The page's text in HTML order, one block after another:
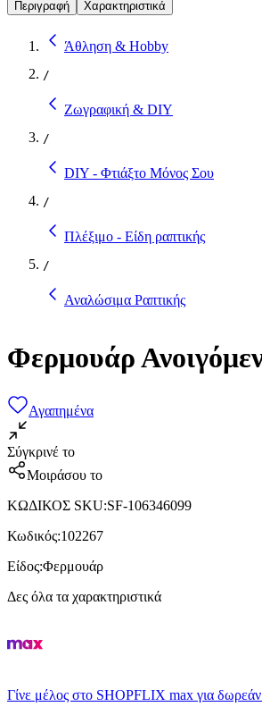
Περιγραφή Χαρακτηριστικά
Άθληση & Hobby
/
Ζωγραφική & DIY
/
DIY - Φτιάξτο Μόνος Σου
/
Πλέξιμο - Είδη ραπτικής
/
Αναλώσιμα Ραπτικής
Φερμουάρ
Αγαπημένα
Σύγκρινέ το
Μοιράσου το
ΚΩΔΙΚΟΣ SKU:SF-106346099
Κωδικός:102267
Είδος:Φερμουάρ
Δες όλα τα χαρακτηριστικά
Γίνε μέλος στο SHOPFLIX max για δωρεάν